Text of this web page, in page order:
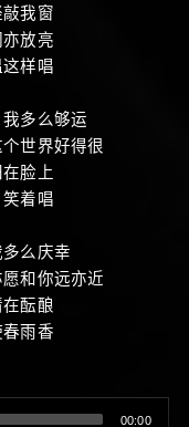
我窗
放亮
样唱
多么够运
世界好得很
脸上
着唱
么庆幸
和你远亦近
酝酿
雨香
00:00